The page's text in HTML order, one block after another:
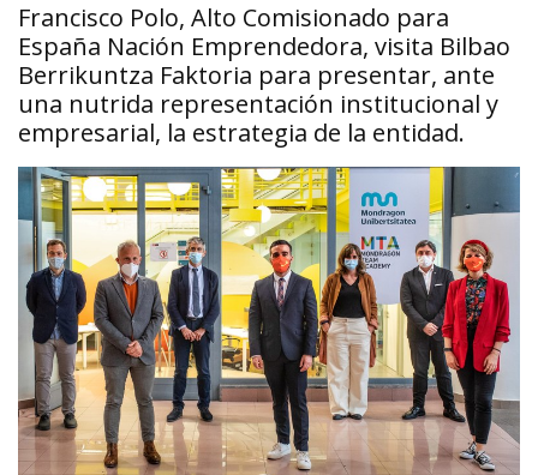
Francisco Polo, Alto Comisionado para
España Nación Emprendedora, visita Bilbao
Berrikuntza Faktoria para presentar, ante
una nutrida representación institucional y
empresarial, la estrategia de la entidad.